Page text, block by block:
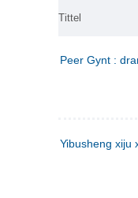
Tittel
Peer Gynt :
Yibusheng xiju